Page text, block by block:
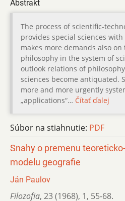
Abstrakt
The process of scientific-
provides special sciences
makes more demands also
philosophy in the system of
outlook relations of
sciences become antiquated.
more and more urgently
„applications“… Čítať ďalej
Súbor na stiahnutie: PDF
Snahy o premenu
modelu geografie
Ján Paulov
Filozofia, 23 (1968), 1, 55-68.